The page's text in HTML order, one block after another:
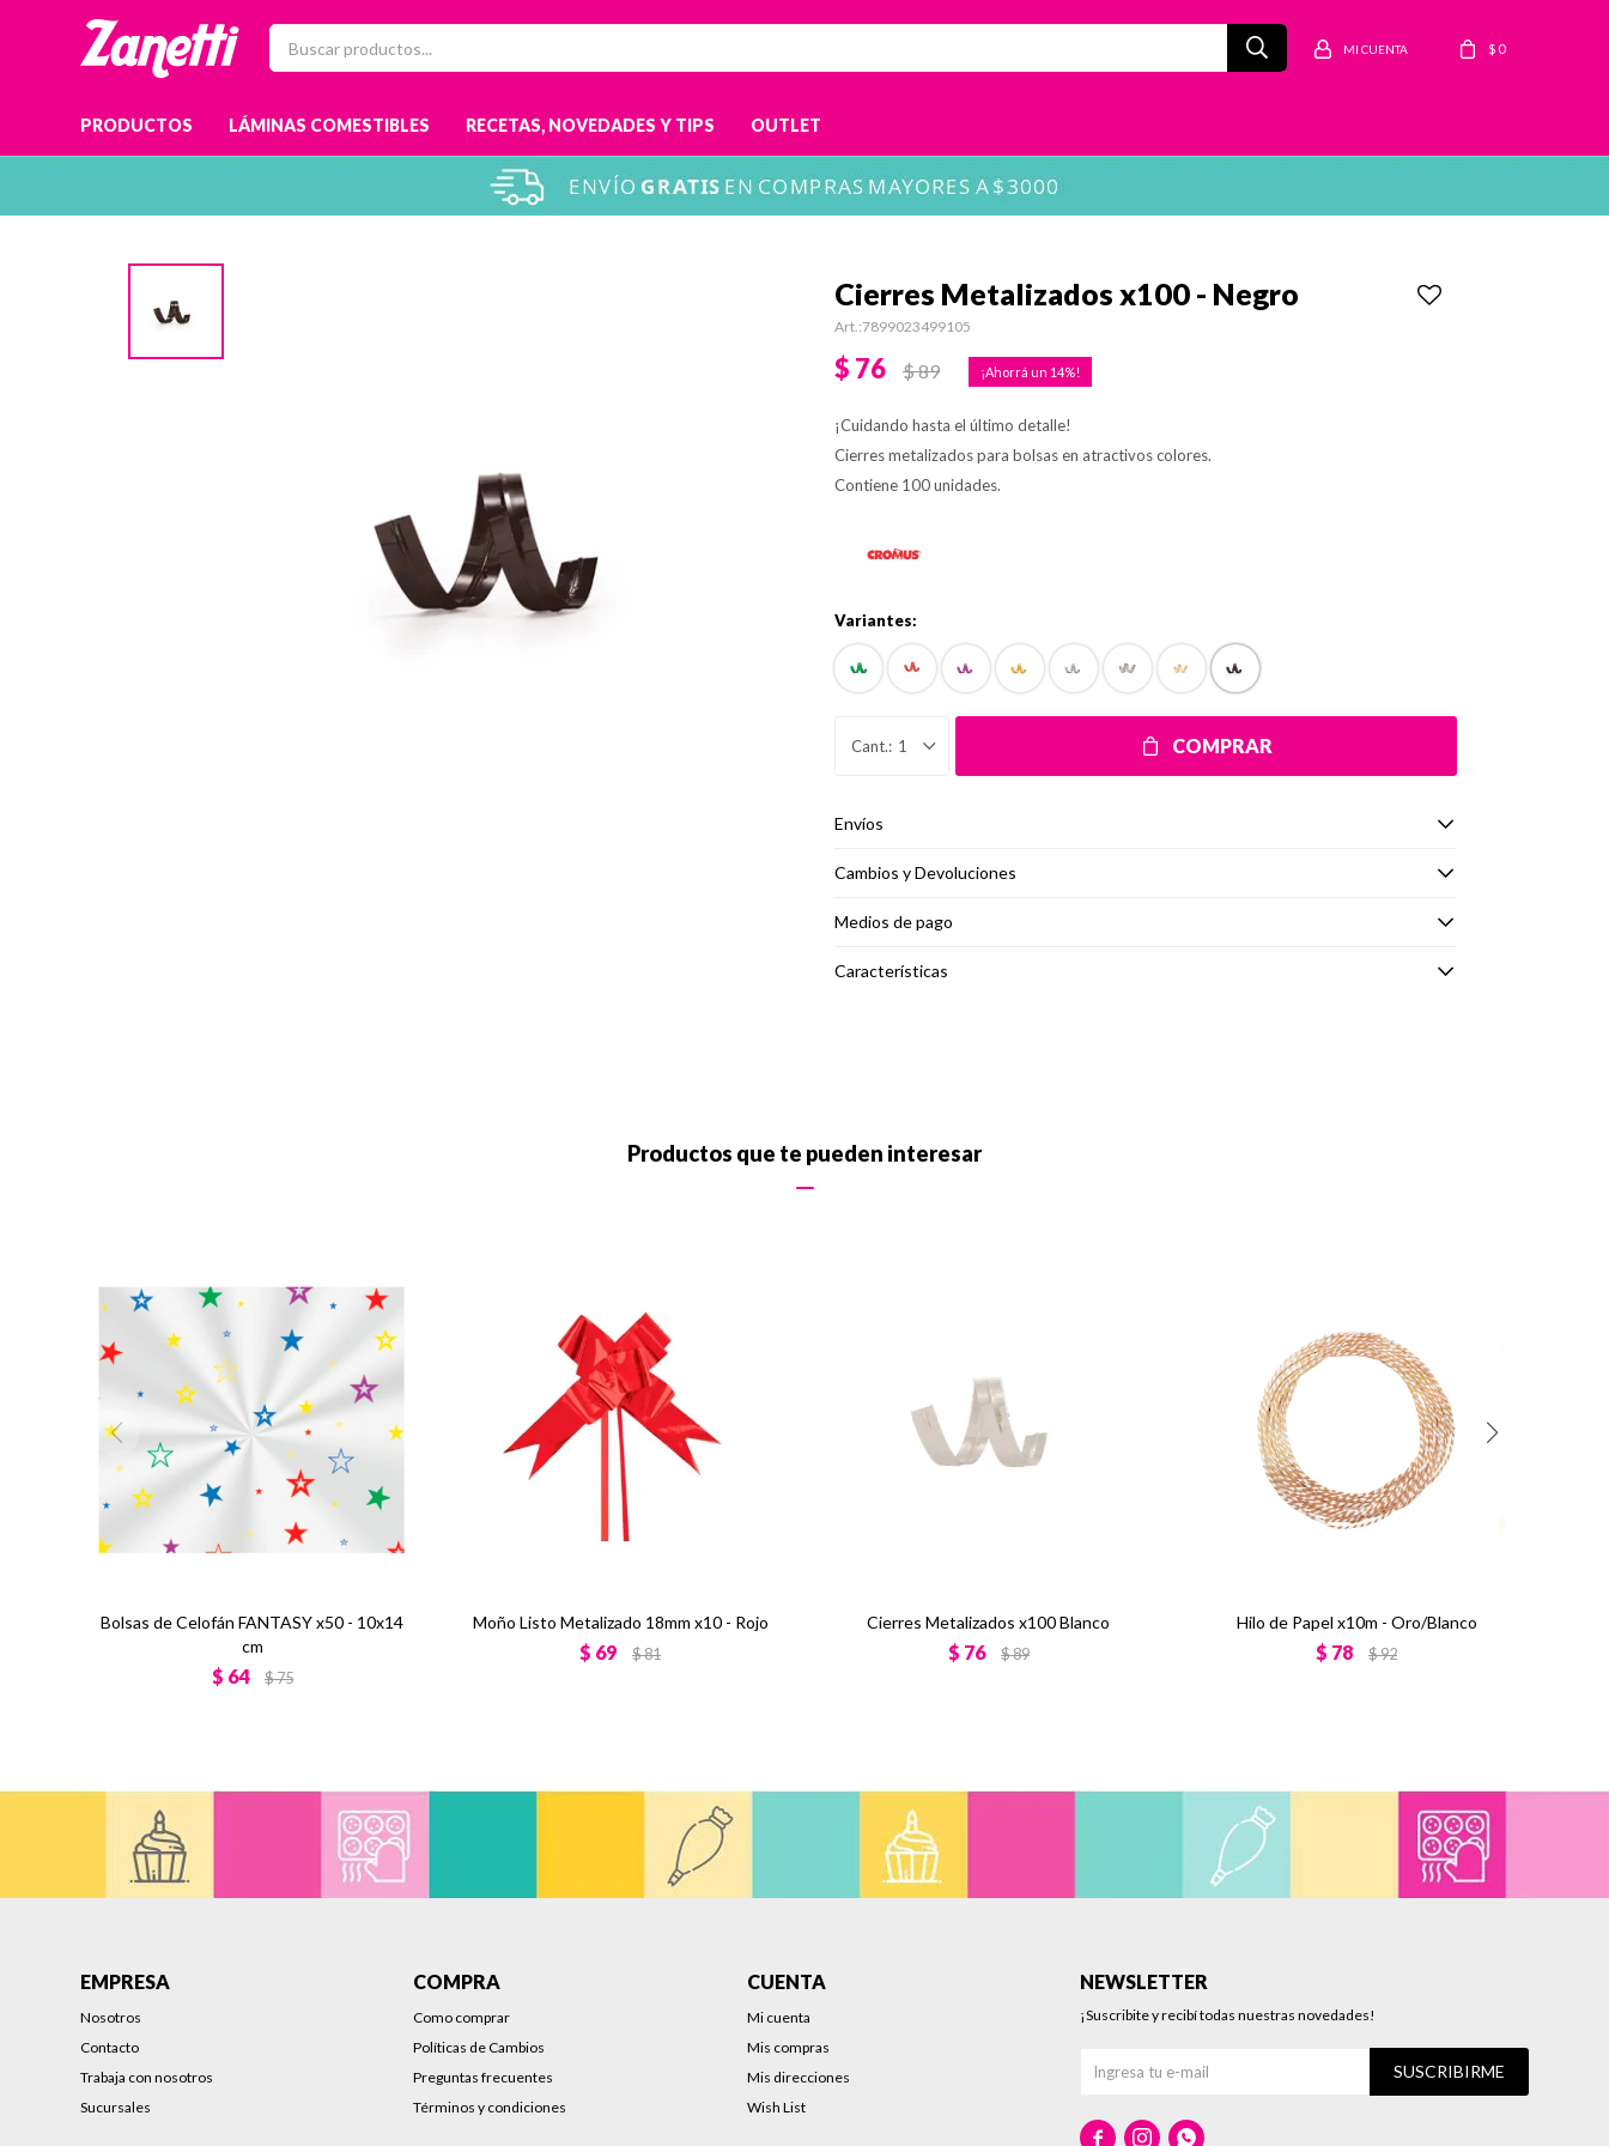
PRODUCTOS LÁMINAS COMESTIBLES RECETAS, NOVEDADES Y TIPS OUTLET
$ 0
Cierres Metalizados x100 - Negro
7899023499105
$ 76 $89 14
¡Cuidando hasta el último detalle!
Cierres metalizados para bolsas en atractivos colores.
Contiene 100 unidades.
Variantes:
1 COMPRAR
Envíos
Cambios y Devoluciones
Medios de pago
Características
Productos que te pueden interesar
Bolsas de Celofán FANTASY x50 - 10x14
cm
$ 64 $75
Moño Listo Metalizado 18mm x10 - Rojo
$ 69 $81
Cierres Metalizados x100 Blanco
$ 76 $89
Hilo de Papel x10m - Oro/Blanco
$ 78 $92
EMPRESA
Nosotros
Contacto
Trabaja con nosotros
Sucursales
COMPRA
Como comprar
Políticas de Cambios
Preguntas frecuentes
Términos y condiciones
CUENTA
Mi cuenta
Mis compras
Mis direcciones
Wish List
NEWSLETTER
¡Suscribite y recibí todas nuestras novedades!
SUSCRIBIRME
  